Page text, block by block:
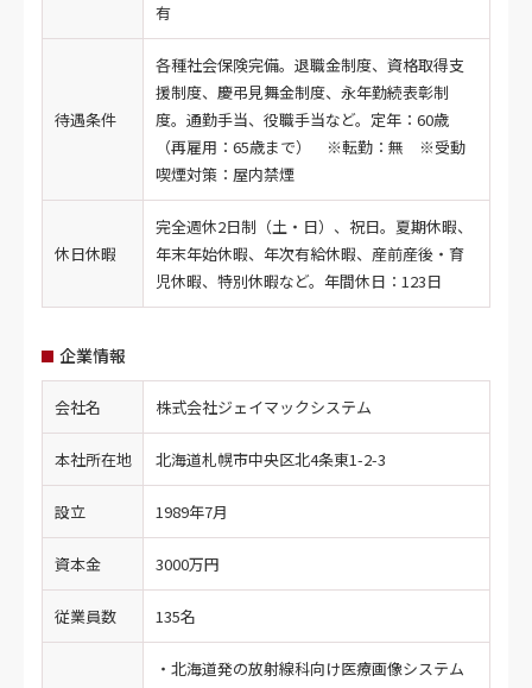
有
待遇条件
各種社会保険完備。退職金制度、資格取得支
援制度、慶弔見舞金制度、永年勤続表彰制
度。通勤手当、役職手当など。定年：60歳
（再雇用：65歳まで） ※転勤：無 ※受動
喫煙対策：屋内禁煙
休日休暇
完全週休2日制（土・日）、祝日。夏期休暇、
年末年始休暇、年次有給休暇、産前産後・育
児休暇、特別休暇など。年間休日：123日
企業情報
会社名 株式会社ジェイマックシステム
本社所在地 北海道札幌市中央区北4条東1-2-3
設立 1989年7月
資本金 3000万円
従業員数 135名
・北海道発の放射線科向け医療画像システム